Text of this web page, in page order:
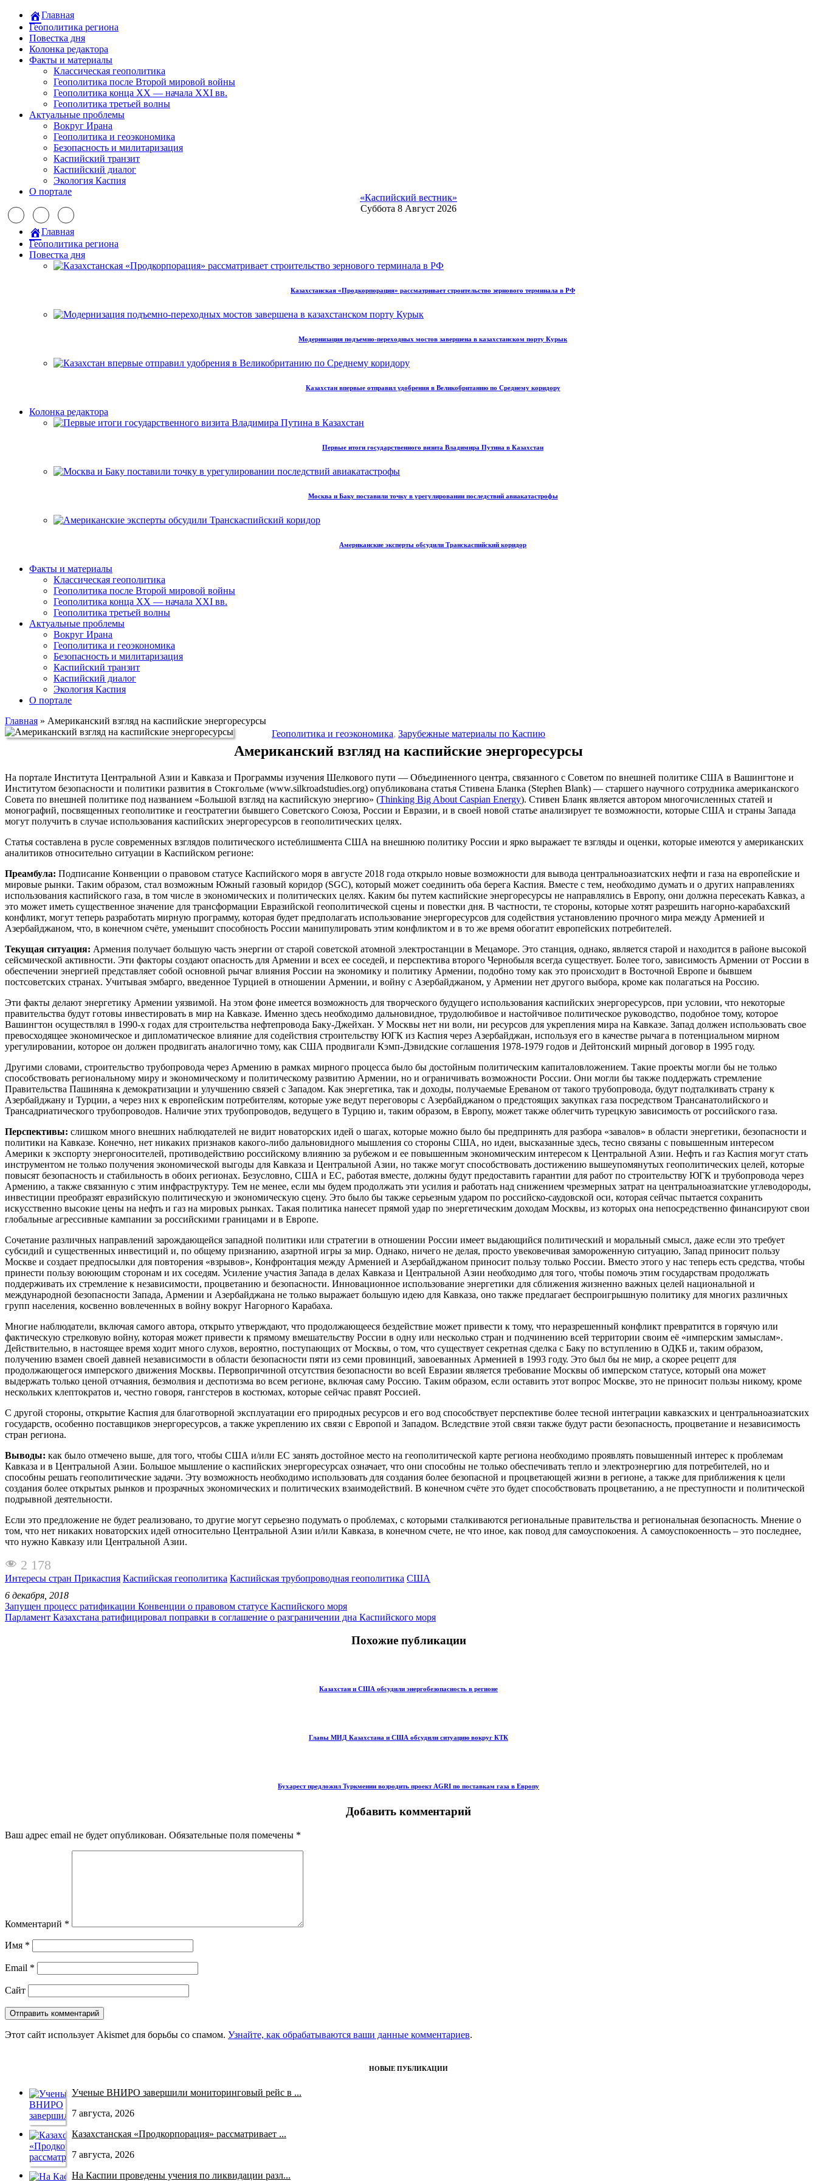
Главная
Геополитика региона
Повестка дня
Колонка редактора
Факты и материалы
Классическая геополитика
Геополитика после Второй мировой войны
Геополитика конца XX — начала XXI вв.
Геополитика третьей волны
Актуальные проблемы
Вокруг Ирана
Геополитика и геоэкономика
Безопасность и милитаризация
Каспийский транзит
Каспийский диалог
Экология Каспия
О портале
«Каспийский вестник»
Суббота 8 Август 2026
Главная
Геополитика региона
Повестка дня
Казахстанская «Продкорпорация» рассматривает строительство зернового терминала в РФ
Модернизация подъемно-переходных мостов завершена в казахстанском порту Курык
Казахстан впервые отправил удобрения в Великобританию по Среднему коридору
Колонка редактора
Первые итоги государственного визита Владимира Путина в Казахстан
Москва и Баку поставили точку в урегулировании последствий авиакатастрофы
Американские эксперты обсудили Транскаспийский коридор
Факты и материалы
Классическая геополитика
Геополитика после Второй мировой войны
Геополитика конца XX — начала XXI вв.
Геополитика третьей волны
Актуальные проблемы
Вокруг Ирана
Геополитика и геоэкономика
Безопасность и милитаризация
Каспийский транзит
Каспийский диалог
Экология Каспия
О портале
Главная » Американский взгляд на каспийские энергоресурсы
Геополитика и геоэкономика, Зарубежные материалы по Каспию
Американский взгляд на каспийские энергоресурсы
На портале Института Центральной Азии и Кавказа и Программы изучения Шелкового пути — Объединенного центра, связанного с Советом по внешней политике США в Вашингтоне и
Институтом безопасности и политики развития в Стокгольме (www.silkroadstudies.org) опубликована статья Стивена Бланка (Stephen Blank) — старшего научного сотрудника американского
Совета по внешней политике под названием «Большой взгляд на каспийскую энергию» (Thinking Big About Caspian Energy). Стивен Бланк является автором многочисленных статей и
монографий, посвященных геополитике и геостратегии бывшего Советского Союза, России и Евразии, и в своей новой статье анализирует те возможности, которые США и страны Запада
могут получить в случае использования каспийских энергоресурсов в геополитических целях.
Статья составлена в русле современных взглядов политического истеблишмента США на внешнюю политику России и ярко выражает те взгляды и оценки, которые имеются у американских
аналитиков относительно ситуации в Каспийском регионе:
Преамбула: Подписание Конвенции о правовом статусе Каспийского моря в августе 2018 года открыло новые возможности для вывода центральноазиатских нефти и газа на европейские и
мировые рынки. Таким образом, стал возможным Южный газовый коридор (SGC), который может соединить оба берега Каспия. Вместе с тем, необходимо думать и о других направлениях
использования каспийского газа, в том числе в экономических и политических целях. Каким бы путем каспийские энергоресурсы не направлялись в Европу, они должна пересекать Кавказ, а
это может иметь существенное значение для трансформации Евразийской геополитической сцены и повестки дня. В частности, те стороны, которые хотят разрешить нагорно-карабахский
конфликт, могут теперь разработать мирную программу, которая будет предполагать использование энергоресурсов для содействия установлению прочного мира между Арменией и
Азербайджаном, что, в конечном счёте, уменьшит способность России манипулировать этим конфликтом и в то же время обогатит европейских потребителей.
Текущая ситуация: Армения получает большую часть энергии от старой советской атомной электростанции в Мецаморе. Это станция, однако, является старой и находится в районе высокой
сейсмической активности. Эти факторы создают опасность для Армении и всех ее соседей, и перспектива второго Чернобыля всегда существует. Более того, зависимость Армении от России в
обеспечении энергией представляет собой основной рычаг влияния России на экономику и политику Армении, подобно тому как это происходит в Восточной Европе и бывшем
постсоветских странах. Учитывая эмбарго, введенное Турцией в отношении Армении, и войну с Азербайджаном, у Армении нет другого выбора, кроме как полагаться на Россию.
Эти факты делают энергетику Армении уязвимой. На этом фоне имеется возможность для творческого будущего использования каспийских энергоресурсов, при условии, что некоторые
правительства будут готовы инвестировать в мир на Кавказе. Именно здесь необходимо дальновидное, трудолюбивое и настойчивое политическое руководство, подобное тому, которое
Вашингтон осуществлял в 1990-х годах для строительства нефтепровода Баку-Джейхан. У Москвы нет ни воли, ни ресурсов для укрепления мира на Кавказе. Запад должен использовать свое
превосходящее экономическое и дипломатическое влияние для содействия строительству ЮГК из Каспия через Азербайджан, используя его в качестве рычага в потенциальном мирном
урегулировании, которое он должен продвигать аналогично тому, как США продвигали Кэмп-Дэвидские соглашения 1978-1979 годов и Дейтонский мирный договор в 1995 году.
Другими словами, строительство трубопровода через Армению в рамках мирного процесса было бы достойным политическим капиталовложением. Такие проекты могли бы не только
способствовать региональному миру и экономическому и политическому развитию Армении, но и ограничивать возможности России. Они могли бы также поддержать стремление
Правительства Пашиняна к демократизации и улучшению связей с Западом. Как энергетика, так и доходы, получаемые Ереваном от такого трубопровода, будут подталкивать страну к
Азербайджану и Турции, а через них к европейским потребителям, которые уже ведут переговоры с Азербайджаном о предстоящих закупках газа посредством Трансанатолийского и
Трансадриатического трубопроводов. Наличие этих трубопроводов, ведущего в Турцию и, таким образом, в Европу, может также облегчить турецкую зависимость от российского газа.
Перспективы: слишком много внешних наблюдателей не видит новаторских идей о шагах, которые можно было бы предпринять для разбора «завалов» в области энергетики, безопасности и
политики на Кавказе. Конечно, нет никаких признаков какого-либо дальновидного мышления со стороны США, но идеи, высказанные здесь, тесно связаны с повышенным интересом
Америки к экспорту энергоносителей, противодействию российскому влиянию за рубежом и ее повышенным экономическим интересом к Центральной Азии. Нефть и газ Каспия могут стать
инструментом не только получения экономической выгоды для Кавказа и Центральной Азии, но также могут способствовать достижению вышеупомянутых геополитических целей, которые
повысят безопасность и стабильность в обоих регионах. Безусловно, США и ЕС, работая вместе, должны будут предоставить гарантии для работ по строительству ЮГК и трубопровода через
Армению, а также связанную с этим инфраструктуру. Тем не менее, если мы будем продолжать эти усилия и работать над снижением чрезмерных затрат на центральноазиатские углеводороды,
инвестиции преобразят евразийскую политическую и экономическую сцену. Это было бы также серьезным ударом по российско-саудовской оси, которая сейчас пытается сохранить
искусственно высокие цены на нефть и газ на мировых рынках. Такая политика нанесет прямой удар по энергетическим доходам Москвы, из которых она непосредственно финансируют свои
глобальные агрессивные кампании за российскими границами и в Европе.
Сочетание различных направлений зарождающейся западной политики или стратегии в отношении России имеет выдающийся политический и моральный смысл, даже если это требует
субсидий и существенных инвестиций и, по общему признанию, азартной игры за мир. Однако, ничего не делая, просто увековечивая замороженную ситуацию, Запад приносит пользу
Москве и создает предпосылки для повторения «взрывов», Конфронтация между Арменией и Азербайджаном приносит пользу только России. Вместо этого у нас теперь есть средства, чтобы
принести пользу воюющим сторонам и их соседям. Усиление участия Запада в делах Кавказа и Центральной Азии необходимо для того, чтобы помочь этим государствам продолжать
поддерживать их стремление к независимости, процветанию и безопасности. Инновационное использование энергетики для сближения жизненно важных целей национальной и
международной безопасности Запада, Армении и Азербайджана не только выражает большую идею для Кавказа, оно также предлагает беспроигрышную политику для многих различных
групп населения, косвенно вовлеченных в войну вокруг Нагорного Карабаха.
Многие наблюдатели, включая самого автора, открыто утверждают, что продолжающееся бездействие может привести к тому, что неразрешенный конфликт превратится в горячую или
фактическую стрелковую войну, которая может привести к прямому вмешательству России в одну или несколько стран и подчинению всей территории своим её «имперским замыслам».
Действительно, в настоящее время ходит много слухов, вероятно, поступающих от Москвы, о том, что существует секретная сделка с Баку по вступлению в ОДКБ и, таким образом,
получению взамен своей давней независимости в области безопасности пяти из семи провинций, завоеванных Арменией в 1993 году. Это был бы не мир, а скорее рецепт для
продолжающегося имперского движения Москвы. Первопричиной отсутствия безопасности во всей Евразии является требование Москвы об имперском статусе, который она может
выдержать только ценой отчаяния, безмолвия и деспотизма во всем регионе, включая саму Россию. Таким образом, если оставить этот вопрос Москве, это не приносит пользы никому, кроме
нескольких клептократов и, честно говоря, гангстеров в костюмах, которые сейчас правят Россией.
С другой стороны, открытие Каспия для благотворной эксплуатации его природных ресурсов и его вод способствует перспективе более тесной интеграции кавказских и центральноазиатских
государств, особенно поставщиков энергоресурсов, а также укреплению их связи с Европой и Западом. Вследствие этой связи также будут расти безопасность, процветание и независимость
стран региона.
Выводы: как было отмечено выше, для того, чтобы США и/или ЕС занять достойное место на геополитической карте региона необходимо проявлять повышенный интерес к проблемам
Кавказа и в Центральной Азии. Большое мышление о каспийских энергоресурсах означает, что они способны не только обеспечивать тепло и электроэнергию для потребителей, но и
способны решать геополитические задачи. Эту возможность необходимо использовать для создания более безопасной и процветающей жизни в регионе, а также для приближения к цели
создания более открытых рынков и прозрачных экономических и политических взаимодействий. В конечном счёте это будет способствовать процветанию, а не преступности и политической
подрывной деятельности.
Если это предложение не будет реализовано, то другие могут серьезно подумать о проблемах, с которыми сталкиваются региональные правительства и региональная безопасность. Мнение о
том, что нет никаких новаторских идей относительно Центральной Азии и/или Кавказа, в конечном счете, не что иное, как повод для самоуспокоения. А самоуспокоенность – это последнее,
что нужно Кавказу или Центральной Азии.
2 178
Интересы стран Прикаспия Каспийская геополитика Каспийская трубопроводная геополитика США
6 декабря, 2018
Запущен процесс ратификации Конвенции о правовом статусе Каспийского моря
Парламент Казахстана ратифицировал поправки в соглашение о разграничении дна Каспийского моря
Похожие публикации
Казахстан и США обсудили энергобезопасность в регионе
Главы МИД Казахстана и США обсудили ситуацию вокруг КТК
Бухарест предложил Туркмении возродить проект AGRI по поставкам газа в Европу
Добавить комментарий
Ваш адрес email не будет опубликован. Обязательные поля помечены *
Комментарий *
Имя *
Email *
Сайт
Этот сайт использует Akismet для борьбы со спамом. Узнайте, как обрабатываются ваши данные комментариев.
НОВЫЕ ПУБЛИКАЦИИ
Ученые ВНИРО завершили мониторинговый рейс в ...
7 августа, 2026
Казахстанская «Продкорпорация» рассматривает ...
7 августа, 2026
На Каспии проведены учения по ликвидации разл...